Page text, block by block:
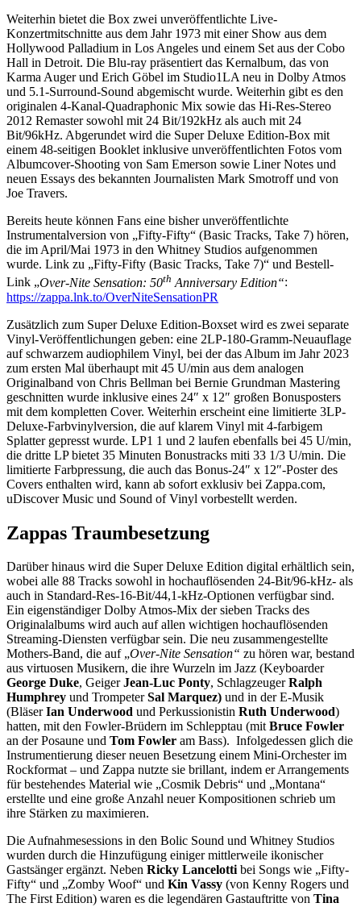
Weiterhin bietet die Box zwei unveröffentlichte Live-
Konzertmitschnitte aus dem Jahr 1973 mit einer Show aus dem
Hollywood Palladium in Los Angeles und einem Set aus der Cobo
Hall in Detroit. Die Blu-ray präsentiert das Kernalbum, das von
Karma Auger und Erich Göbel im Studio1LA neu in Dolby Atmos
und 5.1-Surround-Sound abgemischt wurde. Weiterhin gibt es den
originalen 4-Kanal-Quadraphonic Mix sowie das Hi-Res-Stereo
2012 Remaster sowohl mit 24 Bit/192kHz als auch mit 24
Bit/96kHz. Abgerundet wird die Super Deluxe Edition-Box mit
einem 48-seitigen Booklet inklusive unveröffentlichten Fotos vom
Albumcover-Shooting von Sam Emerson sowie Liner Notes und
neuen Essays des bekannten Journalisten Mark Smotroff und von
Joe Travers.
Bereits heute können Fans eine bisher unveröffentlichte
Instrumentalversion von „Fifty-Fifty“ (Basic Tracks, Take 7) hören,
die im April/Mai 1973 in den Whitney Studios aufgenommen
wurde. Link zu „Fifty-Fifty (Basic Tracks, Take 7)“ und Bestell-
Link „Over-Nite Sensation: 50th Anniversary Edition“:
https://zappa.lnk.to/OverNiteSensationPR
Zusätzlich zum Super Deluxe Edition-Boxset wird es zwei separate
Vinyl-Veröffentlichungen geben: eine 2LP-180-Gramm-Neuauflage
auf schwarzem audiophilem Vinyl, bei der das Album im Jahr 2023
zum ersten Mal überhaupt mit 45 U/min aus dem analogen
Originalband von Chris Bellman bei Bernie Grundman Mastering
geschnitten wurde inklusive eines 24″ x 12″ großen Bonusposters
mit dem kompletten Cover. Weiterhin erscheint eine limitierte 3LP-
Deluxe-Farbvinylversion, die auf klarem Vinyl mit 4-farbigem
Splatter gepresst wurde. LP1 1 und 2 laufen ebenfalls bei 45 U/min,
die dritte LP bietet 35 Minuten Bonustracks miti 33 1/3 U/min. Die
limitierte Farbpressung, die auch das Bonus-24″ x 12″-Poster des
Covers enthalten wird, kann ab sofort exklusiv bei Zappa.com,
uDiscover Music und Sound of Vinyl vorbestellt werden.
Zappas Traumbesetzung
Darüber hinaus wird die Super Deluxe Edition digital erhältlich sein,
wobei alle 88 Tracks sowohl in hochauflösenden 24-Bit/96-kHz- als
auch in Standard-Res-16-Bit/44,1-kHz-Optionen verfügbar sind.
Ein eigenständiger Dolby Atmos-Mix der sieben Tracks des
Originalalbums wird auch auf allen wichtigen hochauflösenden
Streaming-Diensten verfügbar sein. Die neu zusammengestellte
Mothers-Band, die auf „Over-Nite Sensation“ zu hören war, bestand
aus virtuosen Musikern, die ihre Wurzeln im Jazz (Keyboarder
George Duke, GeigerJean-Luc Ponty, SchlagzeugerRalph
Humphrey und TrompeterSal Marquez) und in der E-Musik
(BläserIan Underwood und Perkussionistin Ruth Underwood)
hatten, mit den Fowler-Brüdern im Schlepptau (mitBruce Fowler
an der Posaune und Tom Fowler am Bass). Infolgedessen glich die
Instrumentierung dieser neuen Besetzung einem Mini-Orchester im
Rockformat – und Zappa nutzte sie brillant, indem er Arrangements
für bestehendes Material wie „Cosmik Debris“ und „Montana“
erstellte und eine große Anzahl neuer Kompositionen schrieb um
ihre Stärken zu maximieren.
Die Aufnahmesessions in den Bolic Sound und Whitney Studios
wurden durch die Hinzufügung einiger mittlerweile ikonischer
Gastsänger ergänzt. Neben Ricky Lancelottibei Songs wie „Fifty-
Fifty“ und „Zomby Woof“ und Kin Vassy (von Kenny Rogers und
The First Edition) waren es die legendären Gastauftritte von Tina